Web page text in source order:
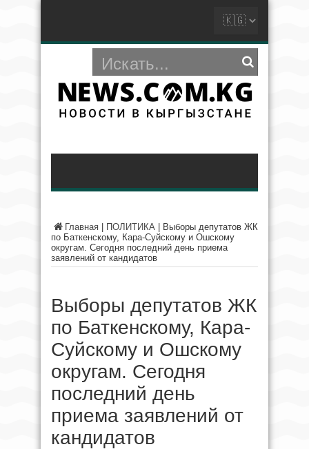
Главная ПОЛИТИКА
Выборы депутатов ЖК
по Баткенскому, Кара-Суйскому и Ошскому
округам. Сегодня последний день приема
заявлений от кандидатов
Выборы депутатов ЖК
по Баткенскому, Кара-
Суйскому и Ошскому
округам. Сегодня
последний день
приема заявлений от
кандидатов